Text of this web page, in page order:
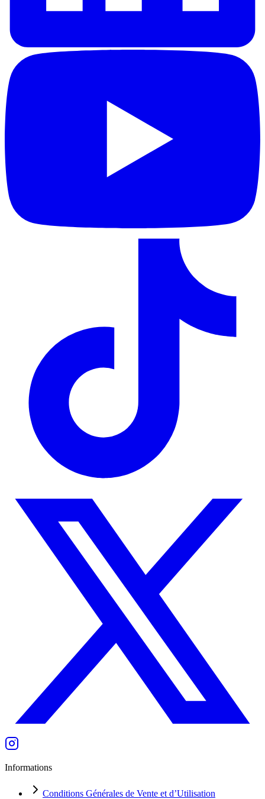
Informations
Conditions Générales de Vente et d’Utilisation